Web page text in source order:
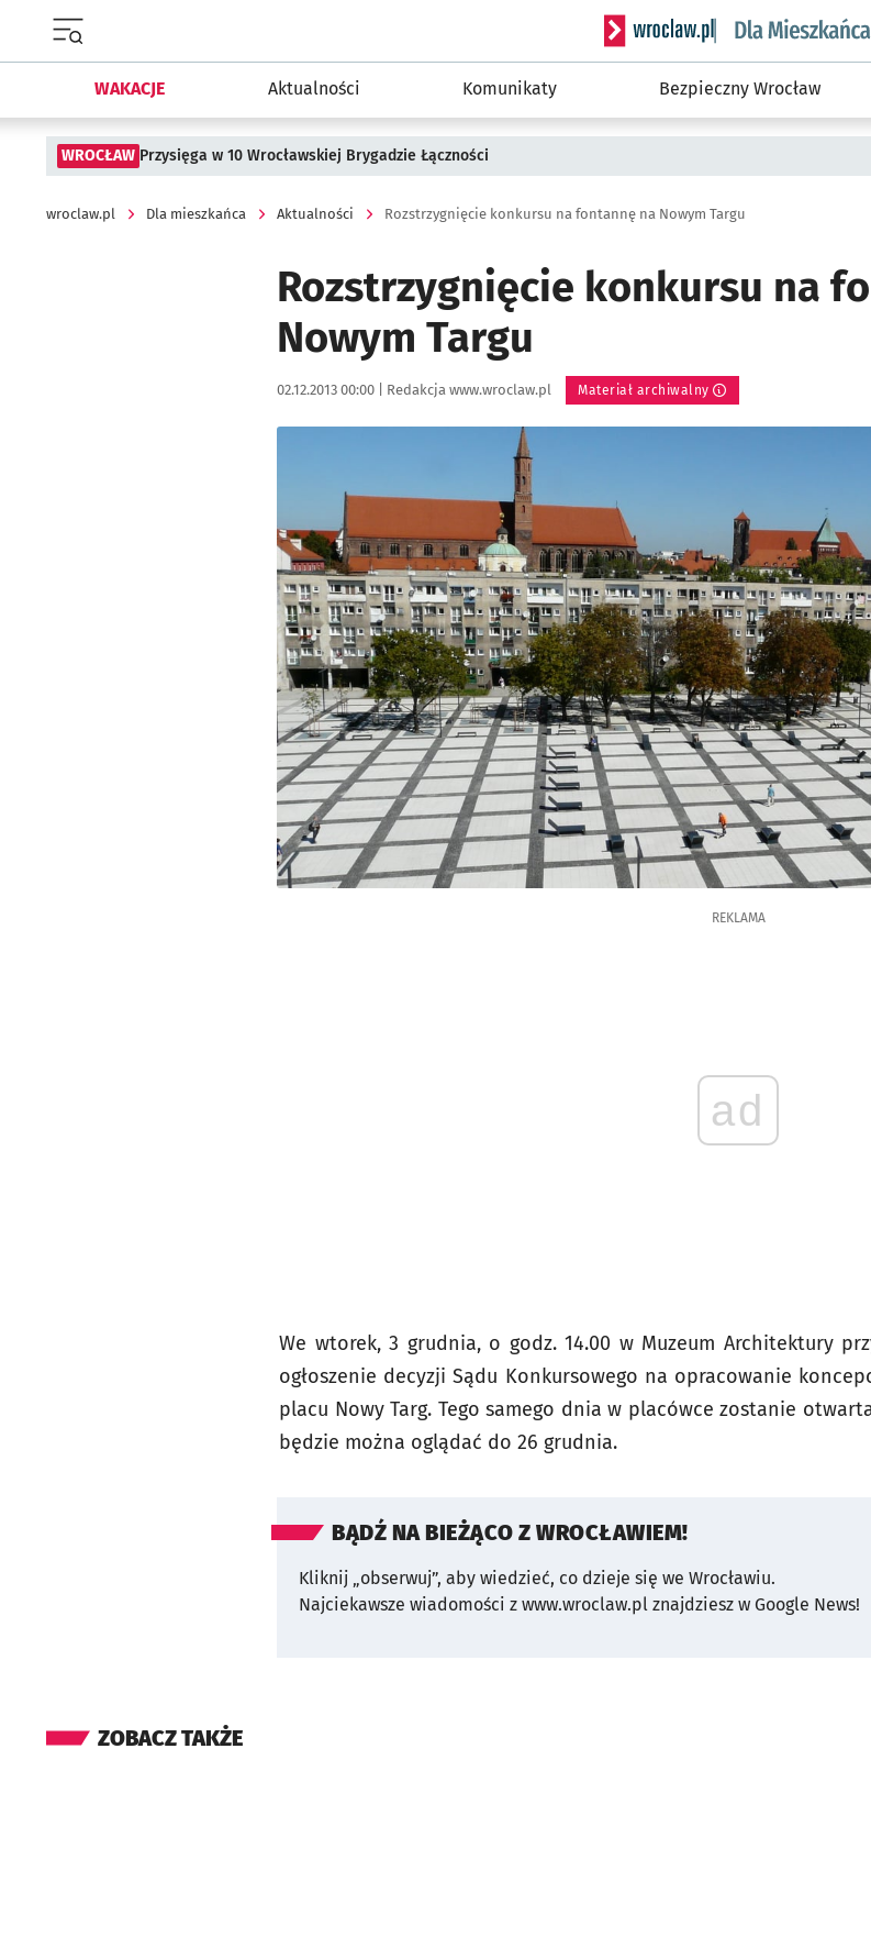
Serwis informacyjny wroclaw.pl
WAKACJE Aktualności Komunikaty Bezpieczny Wrocław
WROCŁAW Przysięga w 10 Wrocławskiej Brygadzie Łączności
wroclaw.pl Dla mieszkańca Aktualności Rozstrzygnięcie konkursu na fontannę na Nowym Targu
Rozstrzygnięcie konkursu na
Nowym Targu
Data publikacji:
02.12.2013 00:00 | Autor:
Redakcja www.wroclaw.pl Materiał archiwalny
REKLAMA
ad
We wtorek, 3 grudnia, o godz. 14.00 w Muzeum Architektury
ogłoszenie decyzji Sądu Konkursowego na opracowanie
placu Nowy Targ. Tego samego dnia w placówce zostanie
będzie można oglądać do 26 grudnia.
BĄDŹ NA BIEŻĄCO Z WROCŁAWIEM!
Kliknij „obserwuj”, aby wiedzieć, co dzieje się we Wrocławiu.
Najciekawsze wiadomości z www.wroclaw.pl znajdziesz w Google News!
ZOBACZ TAKŻE